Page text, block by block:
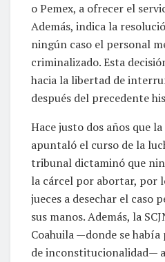
o Pemex, a ofrecer el
Además, indica la
ningún caso el personal
criminalizado. Esta
hacia la libertad de
después del precedente
Hace justo dos años que
apuntaló el curso de la
tribunal dictaminó que
la cárcel por abortar, por
jueces a desechar el caso
sus manos. Además, la
Coahuila —donde se
de inconstitucionalidad—